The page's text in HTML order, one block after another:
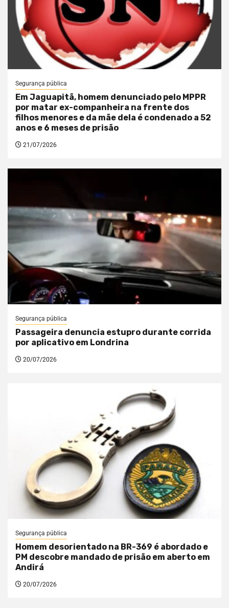
Segurança pública
Em Jaguapitã, homem denunciado pelo MPPR
por matar ex-companheira na frente dos
filhos menores e da mãe dela é condenado a 52
anos e 6 meses de prisão
21/07/2026
Segurança pública
Passageira denuncia estupro durante corrida
por aplicativo em Londrina
20/07/2026
Segurança pública
Homem desorientado na BR-369 é abordado e
PM descobre mandado de prisão em aberto em
Andirá
20/07/2026